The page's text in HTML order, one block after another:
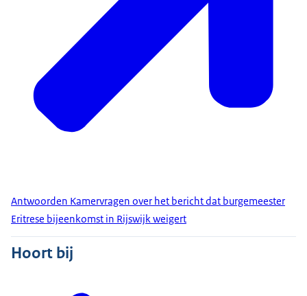
Antwoorden Kamervragen over het bericht dat burgemeester
Eritrese bijeenkomst in Rijswijk weigert
Hoort bij